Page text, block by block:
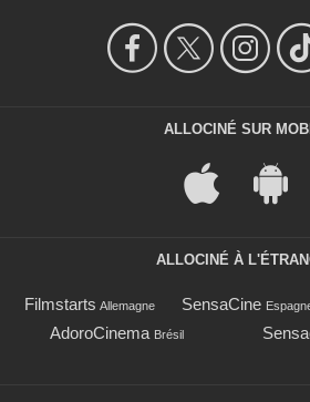
ALLOCINÉ SUR
ALLOCINÉ À
Filmstarts Allemagne SensaCine
AdoroCinema Brésil